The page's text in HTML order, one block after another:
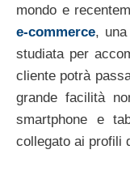
mondo e
e-commerce,
studiata per
cliente potrà
grande facilità
smartphone e
collegato ai profili